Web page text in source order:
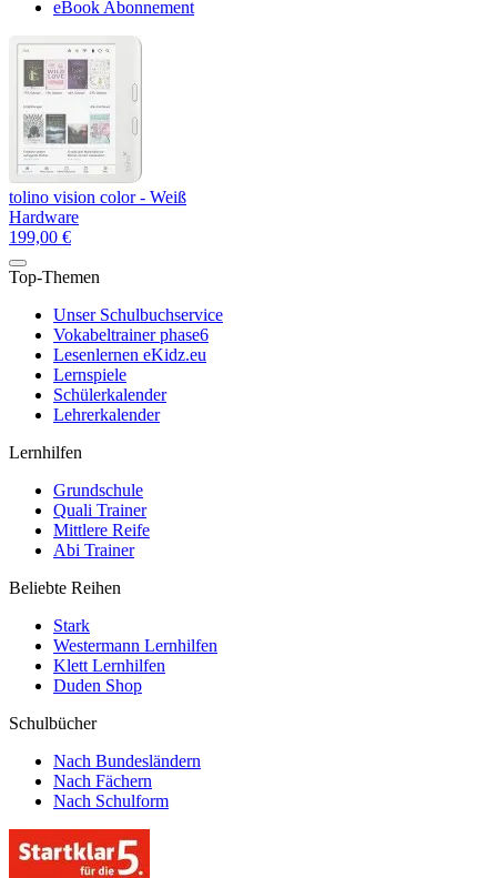
eBook Abonnement
tolino vision color - Weiß
Hardware
199,00 €
Top-Themen
Unser Schulbuchservice
Vokabeltrainer phase6
Lesenlernen eKidz.eu
Lernspiele
Schülerkalender
Lehrerkalender
Lernhilfen
Grundschule
Quali Trainer
Mittlere Reife
Abi Trainer
Beliebte Reihen
Stark
Westermann Lernhilfen
Klett Lernhilfen
Duden Shop
Schulbücher
Nach Bundesländern
Nach Fächern
Nach Schulform